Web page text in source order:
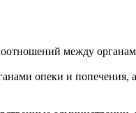
между
опеки и попечения,